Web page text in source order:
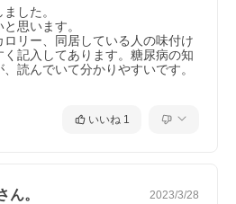
した。
思います。
リー、同居している人の味付け
記入してあります。糖尿病の知
読んでいて分かりやすいです。
いいね 1
ん。 2023/3/28